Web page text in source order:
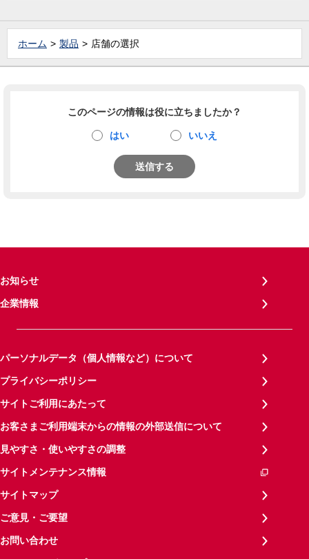
ホーム 製品 店舗の選択
このページの情報は役に立ちましたか？
はい いいえ
送信する
お知らせ
企業情報
パーソナルデータ（個人情報など）について
プライバシーポリシー
サイトご利用にあたって
お客さまご利用端末からの情報の外部送信について
見やすさ・使いやすさの調整
サイトメンテナンス情報
サイトマップ
ご意見・ご要望
お問い合わせ